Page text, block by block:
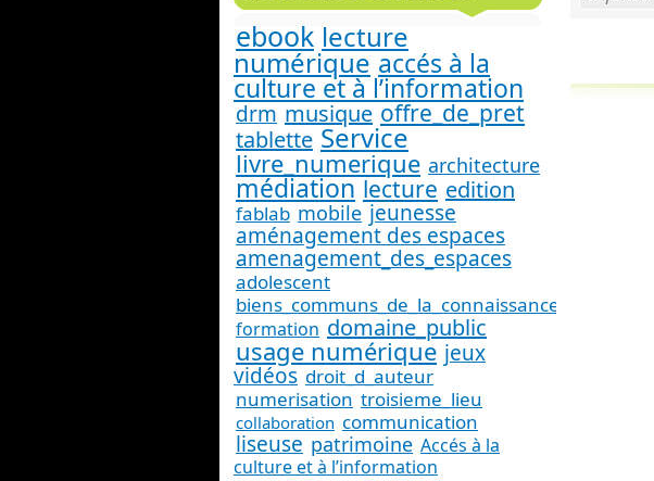
ebook lecture
numérique accés à la
culture et à l’information
drm musique offre_de_pret
tablette Service
livre_numerique architecture
médiation lecture edition
fablab mobile jeunesse
aménagement des espaces
amenagement_des_espaces
adolescent
biens_communs_de_la_connaissance
formation domaine_public
usage numérique jeux
vidéos droit_d_auteur
numerisation troisieme_lieu
collaboration communication
liseuse patrimoine Accés à la
culture et à l’information